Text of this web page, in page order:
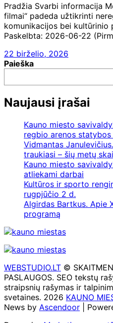
Pradžia Svarbi informacija
filmai“ padeda užtikrinti
komunikacijos bei kultūrinio
Paskelbta: 2026-06-22
22 birželio, 2026
Paieška
Naujausi įrašai
Kauno miesto
regbio arenos
Vidmantas
traukiasi – šių metų
Kauno miesto
atliekami darbai
Kultūros ir sporto
rugpjūčio 2 d.
Algirdas Bartkus. Apie
programą
WEBSTUDIO.LT ©
PASLAUGOS. SEO tekstų
straipsnių rašymas ir
svetaines. 2026 KAUNO
News by Ascendoor |